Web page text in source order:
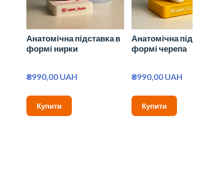
Анатомічна підставка в
формі нирки
₴990,00 UAH
Купити
Анатомічна
формі черепа
₴990,00 UAH
Купити